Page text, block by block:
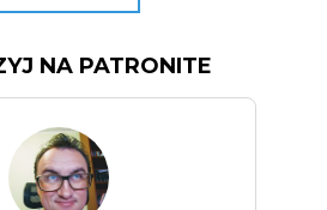
NA PATRONITE